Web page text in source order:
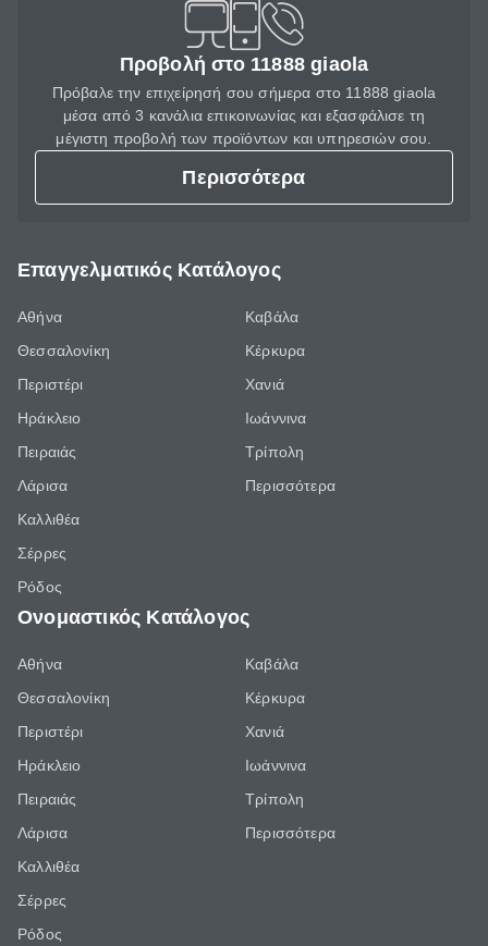
Προβολή στο 11888 giaola
Πρόβαλε την επιχείρησή σου σήμερα στο 11888 giaola
μέσα από 3 κανάλια επικοινωνίας και εξασφάλισε τη
μέγιστη προβολή των προϊόντων και υπηρεσιών σου.
Περισσότερα
Επαγγελματικός Κατάλογος
Αθήνα
Θεσσαλονίκη
Περιστέρι
Ηράκλειο
Πειραιάς
Λάρισα
Καλλιθέα
Σέρρες
Ρόδος
Καβάλα
Κέρκυρα
Χανιά
Ιωάννινα
Τρίπολη
Περισσότερα
Ονομαστικός Κατάλογος
Αθήνα
Θεσσαλονίκη
Περιστέρι
Ηράκλειο
Πειραιάς
Λάρισα
Καλλιθέα
Σέρρες
Ρόδος
Καβάλα
Κέρκυρα
Χανιά
Ιωάννινα
Τρίπολη
Περισσότερα